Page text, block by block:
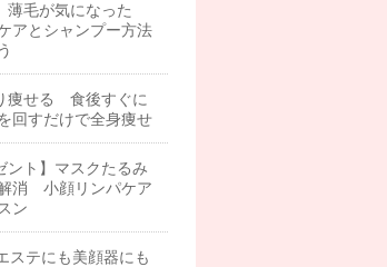
毛が気になった
アとシャンプー方法
痩せる 食後すぐに
回すだけで全身痩せ
ント】マスクたるみ
消 小顔リンパケア
ン
ステにも美顔器にも